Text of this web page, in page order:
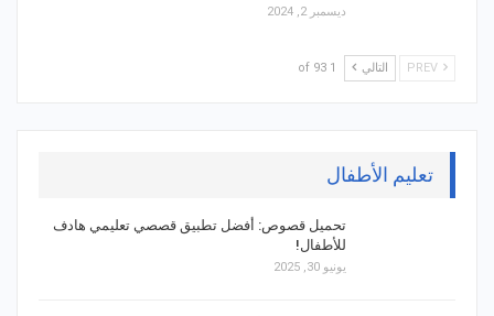
ديسمبر 2, 2024
التالي 1 of 93
تعليم الأطفال
تحميل قصوص: أفضل تطبيق قصصي تعليمي هادف
للأطفال!
يونيو 30, 2025